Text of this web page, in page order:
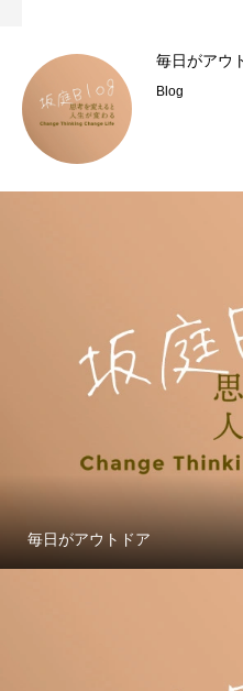
毎日がアウ
Blog
毎日がアウトドア